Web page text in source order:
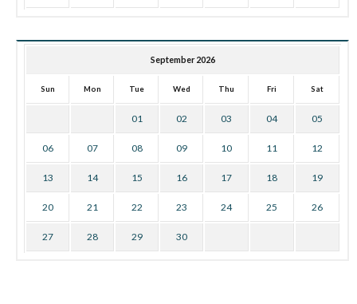
September 2026
Sun Mon Tue Wed Thu Fri Sat
01 02 03 04 05
06 07 08 09 10 11 12
13 14 15 16 17 18 19
20 21 22 23 24 25 26
27 28 29 30